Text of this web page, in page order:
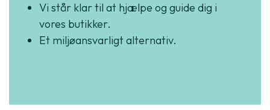
Vi står klar til at hjælpe og guide dig i
vores butikker.
Et miljøansvarligt alternativ.